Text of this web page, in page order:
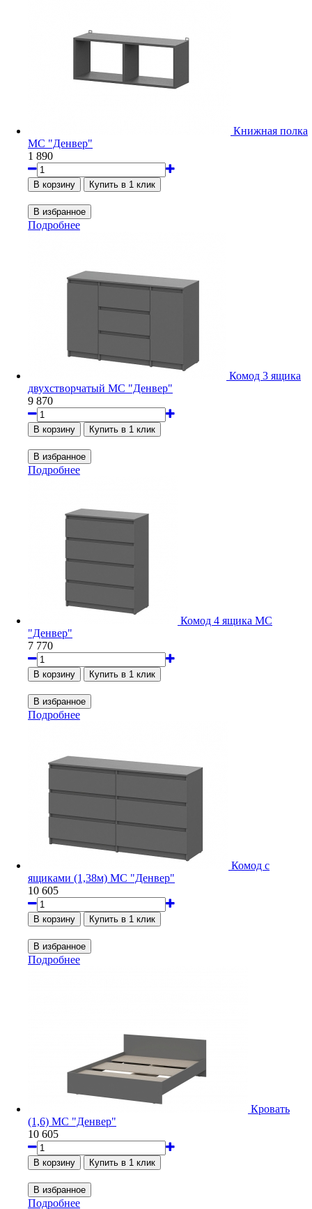
Книжная полка
МС "Денвер"
1 890
Подробнее
Комод 3 ящика
двухстворчатый МС "Денвер"
9 870
Подробнее
Комод 4 ящика МС
"Денвер"
7 770
Подробнее
Комод с
ящиками (1,38м) МС "Денвер"
10 605
Подробнее
Кровать
(1,6) МС "Денвер"
10 605
Подробнее